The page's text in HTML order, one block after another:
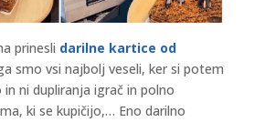
prinesli darilne kartice od
smo vsi najbolj veseli, ker si potem
ni dupliranja igrač in polno
ki se kupičijo,… Eno darilno